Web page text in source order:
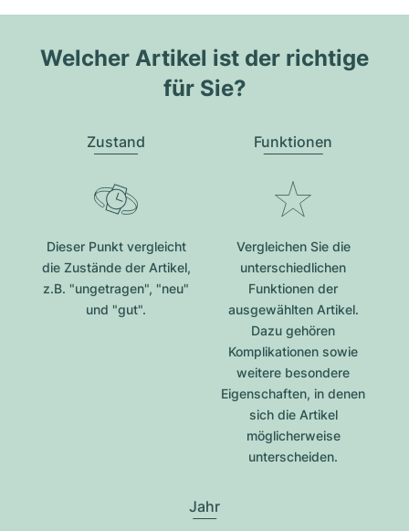
Welcher Artikel ist der richtige
für Sie?
Zustand
Dieser Punkt vergleicht
die Zustände der Artikel,
z.B. "ungetragen", "neu"
und "gut".
Funktionen
Vergleichen Sie die
unterschiedlichen
Funktionen der
ausgewählten Artikel.
Dazu gehören
Komplikationen sowie
weitere besondere
Eigenschaften, in denen
sich die Artikel
möglicherweise
unterscheiden.
Jahr